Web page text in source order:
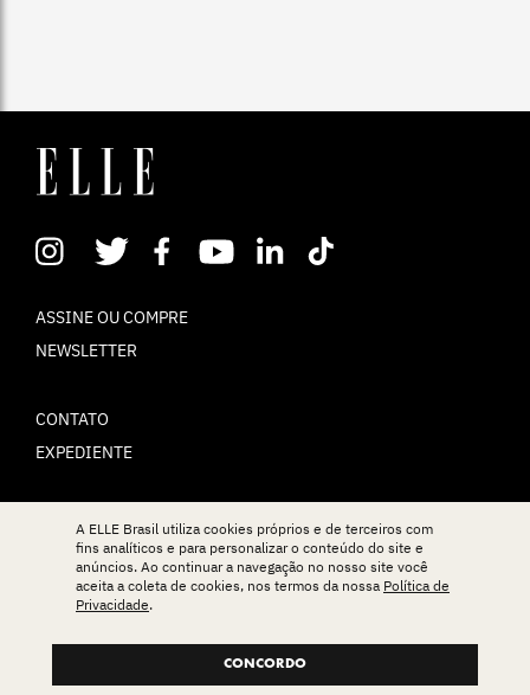
ASSINE OU COMPRE
NEWSLETTER
CONTATO
EXPEDIENTE
POLÍTICA DE PRIVACIDADE
TERMOS DE USO
A ELLE Brasil utiliza cookies próprios e de terceiros com
fins analíticos e para personalizar o conteúdo do site e
anúncios. Ao continuar a navegação no nosso site você
aceita a coleta de cookies, nos termos da nossa Política de
Privacidade.
CONCORDO